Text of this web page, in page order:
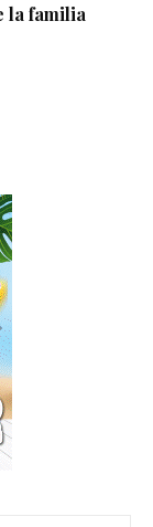
la familia